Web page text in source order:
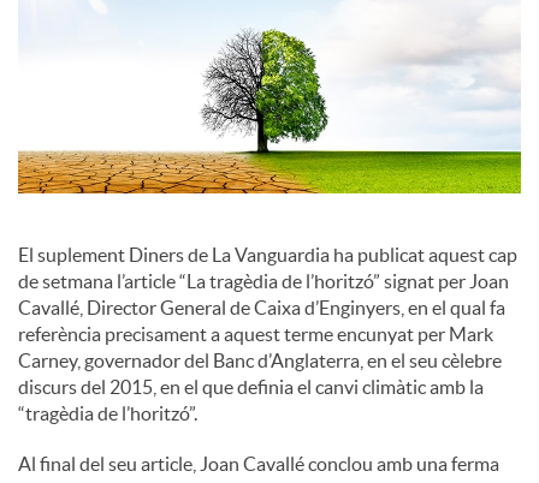
i
a
l
s
El suplement Diners de La Vanguardia ha publicat aquest cap
de setmana l’article “La tragèdia de l’horitzó” signat per Joan
Cavallé, Director General de Caixa d’Enginyers, en el qual fa
referència precisament a aquest terme encunyat per Mark
Carney, governador del Banc d’Anglaterra, en el seu cèlebre
discurs del 2015, en el que definia el canvi climàtic amb la
“tragèdia de l’horitzó”.
Al final del seu article, Joan Cavallé conclou amb una ferma